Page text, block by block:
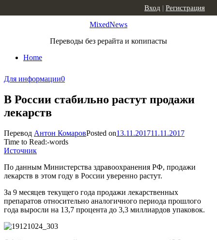
MixedNews
Переводы без рерайта и копипасты
Home
Вход | Регистрация
Для информации0
В России стабильно растут продажи
лекарств
Перевод Антон КомаровPosted on13.11.201711.11.2017
Time to Read:-words
Источник
По данным Министерства здравоохранения РФ, продажи
лекарств в этом году в России уверенно растут.
За 9 месяцев текущего года продажи лекарственных
препаратов относительно аналогичного периода прошлого
года выросли на 13,7 процента до 3,3 миллиардов упаковок.